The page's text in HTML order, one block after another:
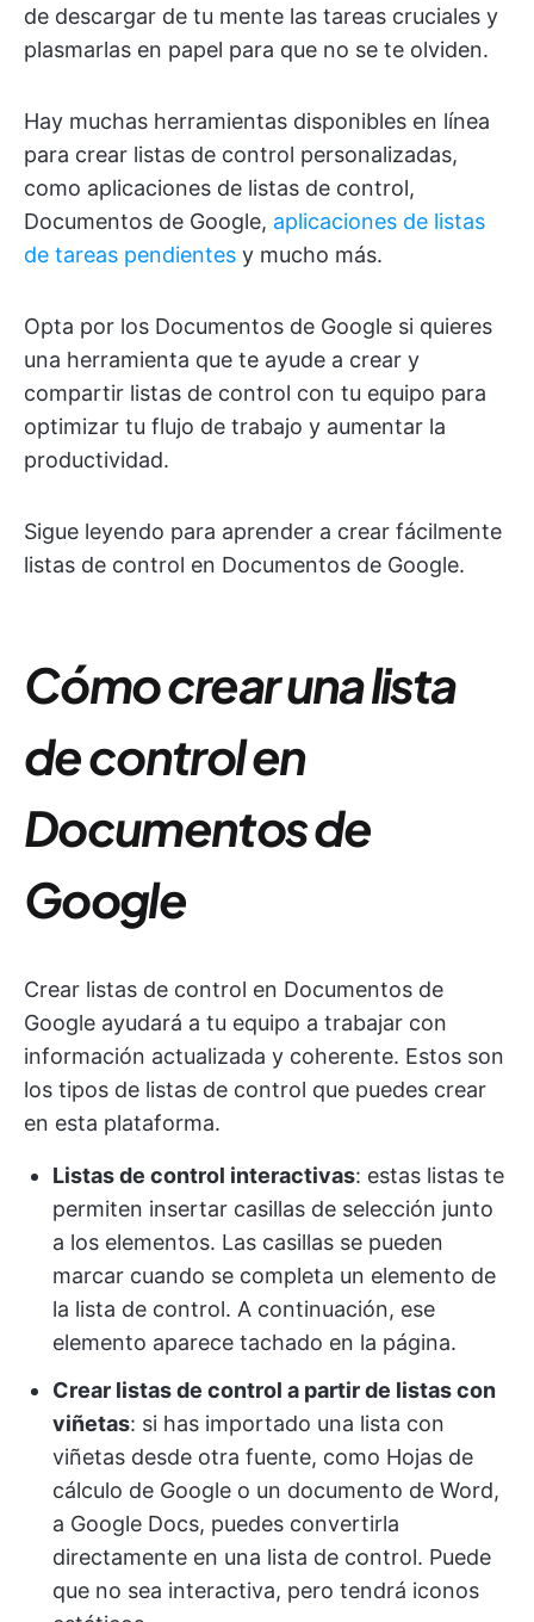
de descargar de tu mente las tareas cruciales y
plasmarlas en papel para que no se te olviden.
Hay muchas herramientas disponibles en línea
para crear listas de control personalizadas,
como aplicaciones de listas de control,
Documentos de Google, aplicaciones de listas
de tareas pendientes y mucho más.
Opta por los Documentos de Google si quieres
una herramienta que te ayude a crear y
compartir listas de control con tu equipo para
optimizar tu flujo de trabajo y aumentar la
productividad.
Sigue leyendo para aprender a crear fácilmente
listas de control en Documentos de Google.
Cómo crear una lista
de control en
Documentos de
Google
Crear listas de control en Documentos de
Google ayudará a tu equipo a trabajar con
información actualizada y coherente. Estos son
los tipos de listas de control que puedes crear
en esta plataforma.
Listas de control interactivas: estas listas te
permiten insertar casillas de selección junto
a los elementos. Las casillas se pueden
marcar cuando se completa un elemento de
la lista de control. A continuación, ese
elemento aparece tachado en la página.
Crear listas de control a partir de listas con
viñetas: si has importado una lista con
viñetas desde otra fuente, como Hojas de
cálculo de Google o un documento de Word,
a Google Docs, puedes convertirla
directamente en una lista de control. Puede
que no sea interactiva, pero tendrá iconos